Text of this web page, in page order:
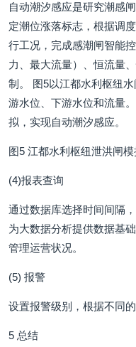
自动潮汐感应是研究潮感
定潮位涨落标志，根据调
行工况，完成感潮闸智能
力、最大流量）、恒流量
制。 图5以江都水利枢纽
游水位、下游水位和流量
拟，实现自动潮汐感应。
图5 江都水利枢纽泄洪闸模
(4)报表查询
通过数据库选择时间间隔
为大数据分析提供数据基
管理运营状况。
(5) 报警
设置报警级别，根据不同
5 总结